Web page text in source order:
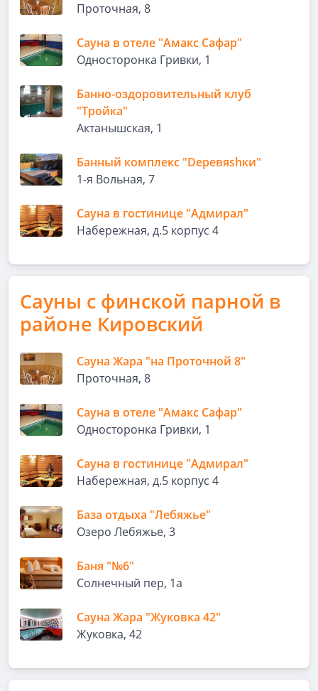
Проточная, 8
Сауна в отеле "Амакс Сафар"
Односторонка Гривки, 1
Банно-оздоровительный клуб
"Тройка"
Актанышская, 1
Банный комплекс "Dеревяshки"
1-я Вольная, 7
Сауна в гостинице "Адмирал"
Набережная, д.5 корпус 4
Сауны с финской парной в
районе Кировский
Сауна Жара "на Проточной 8"
Проточная, 8
Сауна в отеле "Амакс Сафар"
Односторонка Гривки, 1
Сауна в гостинице "Адмирал"
Набережная, д.5 корпус 4
База отдыха "Лебяжье"
Озеро Лебяжье, 3
Баня "№6"
Солнечный пер, 1а
Сауна Жара "Жуковка 42"
Жуковка, 42